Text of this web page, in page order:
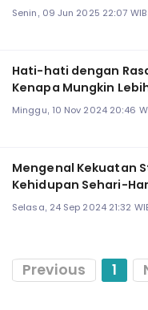
Senin, 09 Jun 2025 22:07 WIB
Hati-hati dengan
Kenapa Mungkin
Minggu, 10 Nov 2024 20:46
Mengenal Kekuatan
Kehidupan Sehari-
Selasa, 24 Sep 2024 21:32
Previous 1